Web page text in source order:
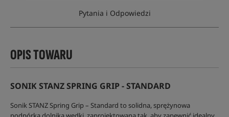
Pytania i Odpowiedzi
OPIS TOWARU
SONIK STANZ SPRING GRIP - STANDARD
Sonik STANZ Spring Grip – Standard to solidna, sprężynowa